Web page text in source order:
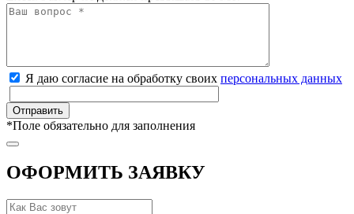
Я даю согласие на обработку своих персональных данных
*Поле обязательно для заполнения
ОФОРМИТЬ ЗАЯВКУ